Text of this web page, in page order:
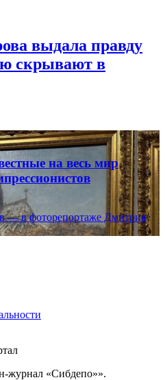
выдала правду
скрывают в
на весь мир
— в фоторепортаже Дмитрия
«Сибдепо»».